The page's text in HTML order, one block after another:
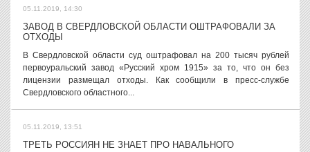
05.11.2019, 14:30
ЗАВОД В СВЕРДЛОВСКОЙ ОБЛАСТИ ОШТРАФОВАЛИ ЗА
ОТХОДЫ
В Свердловской области суд оштрафовал на 200 тысяч рублей
первоуральский завод «Русский хром 1915» за то, что он без
лицензии размещал отходы. Как сообщили в пресс-службе
Свердловского областного...
05.11.2019, 13:51
ТРЕТЬ РОССИЯН НЕ ЗНАЕТ ПРО НАВАЛЬНОГО